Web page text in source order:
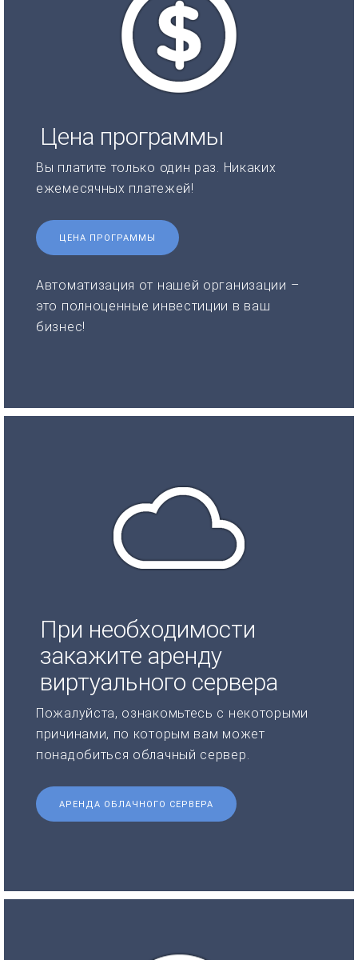
Цена программы
Вы платите только один раз. Никаких
ежемесячных платежей!
ЦЕНА ПРОГРАММЫ
Автоматизация от нашей организации –
это полноценные инвестиции в ваш
бизнес!
При необходимости
закажите аренду
виртуального сервера
Пожалуйста, ознакомьтесь с некоторыми
причинами, по которым вам может
понадобиться облачный сервер.
АРЕНДА ОБЛАЧНОГО СЕРВЕРА